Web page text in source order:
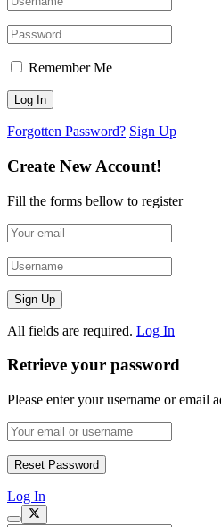
Remember Me
Forgotten Password? Sign Up
Create New Account!
Fill the forms bellow to register
All fields are required. Log In
Retrieve your password
Please enter your username or email
Log In